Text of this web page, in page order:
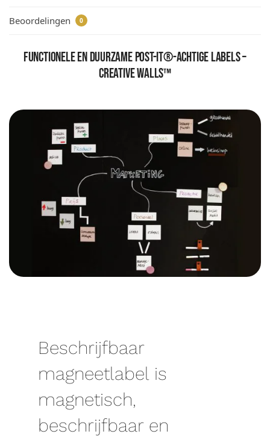
Beoordelingen 0
Functionele en duurzame Post-it®-achtige labels –
Creative Walls™
Beschrijfbaar
magneetlabel is
magnetisch,
beschrijfbaar en